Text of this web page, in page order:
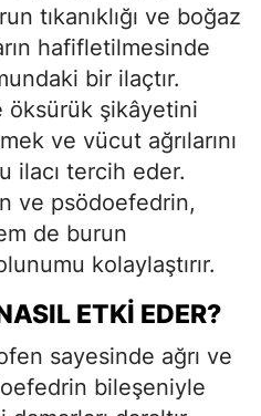
tıkanıklığı ve boğaz
hafifletilmesinde
bir ilaçtır.
öksürük şikâyetini
ve vücut ağrılarını
ilacı tercih eder.
ve psödoefedrin,
de burun
kolaylaştırır.
ETKI EDER?
sayesinde ağrı ve
bileşeniyle